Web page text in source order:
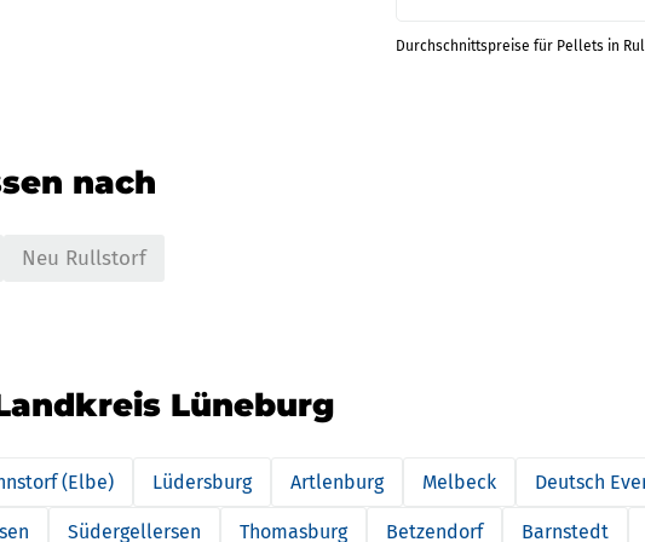
Durchschnittspreise für Pellets in
nach
Neu Rullstorf
Lüneburg
(Elbe) Lüdersburg Artlenburg Melbeck Deutsch
Südergellersen Thomasburg Betzendorf Barnstedt